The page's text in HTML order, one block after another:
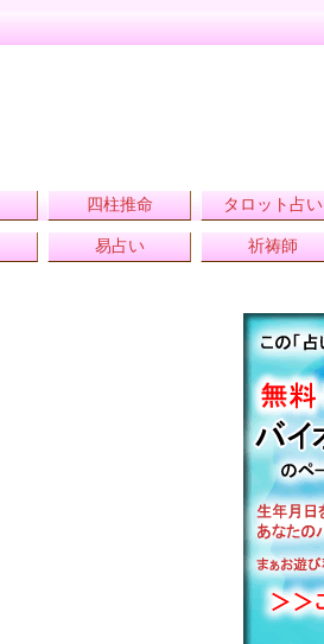
四柱推命 タロット占い
易占い 祈祷師